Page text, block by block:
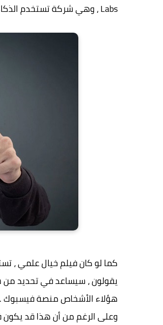
Labs ، وهي شركة تستخدم الذكاء الاصطناعي للتنبؤ بالمجرمين في المستقبل.
يقولون ، سيساعد في تحديد
هؤلاء الأشخاص منصة فيسبوك .